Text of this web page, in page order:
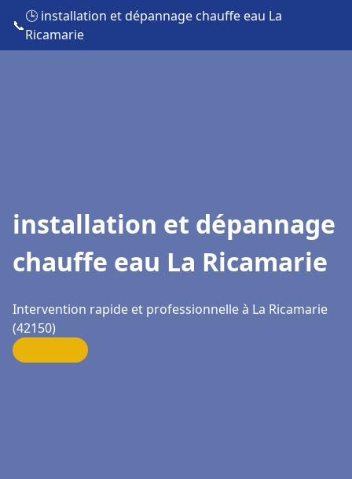
📞
🕒 installation et dépannage chauffe eau La
Ricamarie
installation et dépannage
chauffe eau La Ricamarie
Intervention rapide et professionnelle à La Ricamarie
(42150)